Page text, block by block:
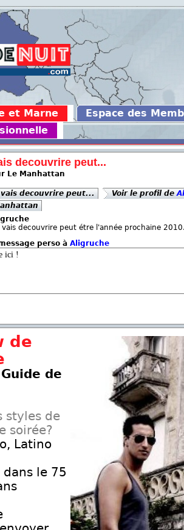
et Marne
Espace des
decouvrire peut...
Le Manhattan
decouvrire peut... Voir le profil de
vais decouvrire peut étre l'année prochaine
perso à Aligruche
de
de
styles de
soirée?
Latino
dans le 75